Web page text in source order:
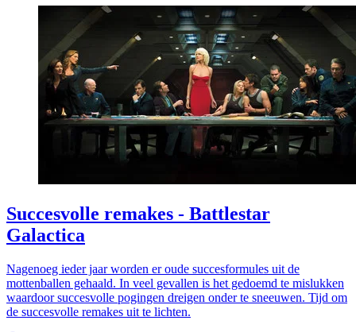
Succesvolle remakes - Battlestar
Galactica
Nagenoeg ieder jaar worden er oude succesformules uit de
mottenballen gehaald. In veel gevallen is het gedoemd te mislukken
waardoor succesvolle pogingen dreigen onder te sneeuwen. Tijd om
de succesvolle remakes uit te lichten.